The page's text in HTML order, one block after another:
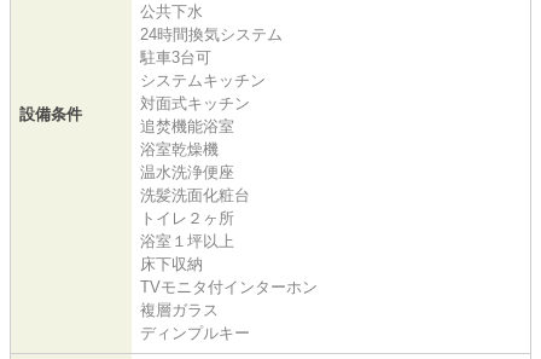
設備条件
公共下水
24時間換気システム
駐車3台可
システムキッチン
対面式キッチン
追焚機能浴室
浴室乾燥機
温水洗浄便座
洗髪洗面化粧台
トイレ２ヶ所
浴室１坪以上
床下収納
TVモニタ付インターホン
複層ガラス
ディンプルキー